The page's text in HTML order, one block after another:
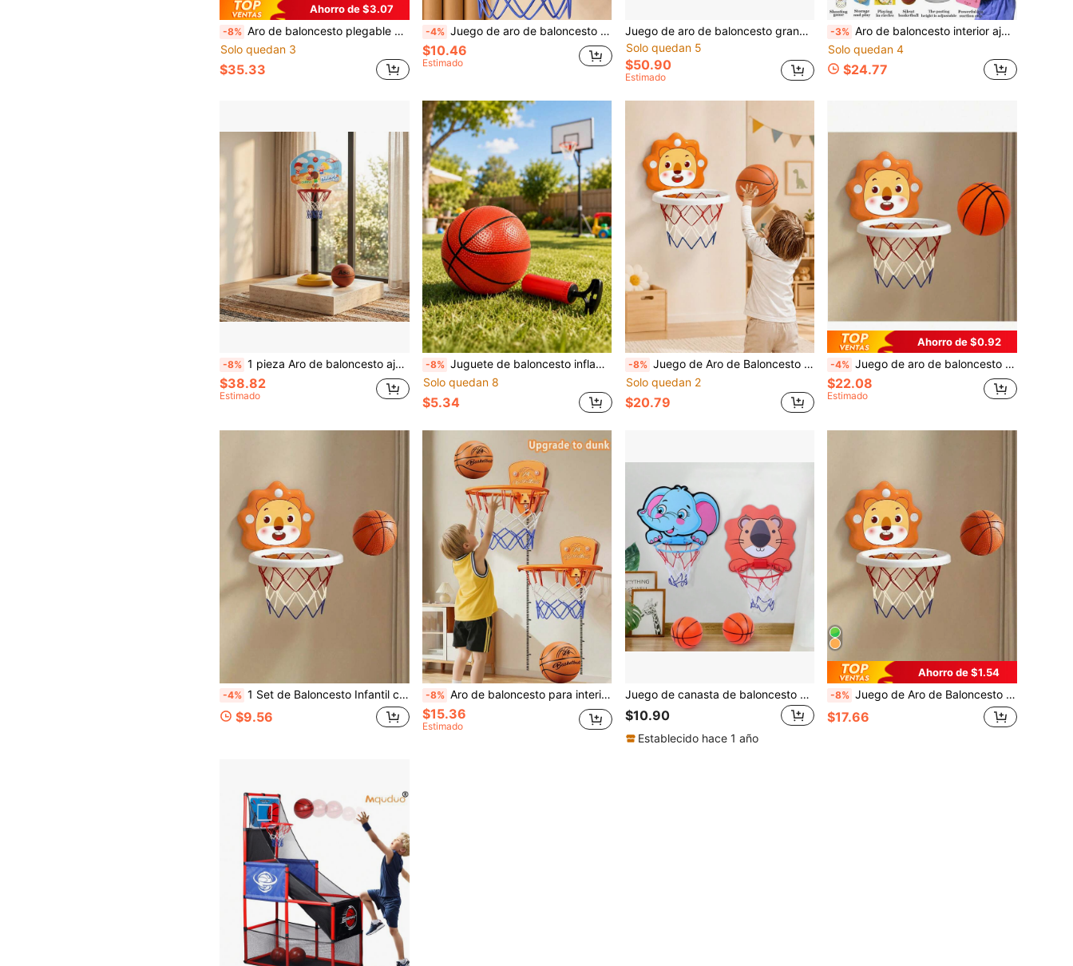
Ahorro de $3.07
-8% Aro de baloncesto plegable y ajustable - Diseño portátil, fácil instalación sin taladrar, incluye balón de baloncesto y bomba de aire, conjunto ideal para juegos en casa
Solo quedan 3
$35.33
-4% Juego de aro de baloncesto ajustable montado en la pared para niños, adecuado para niños de 3-8 años, diseño de animales de dibujos animados, juego multifuncional de tiro y lanzamiento de aros, plegable y fácil de guardar, juguete deportivo para padres e hijos en interiores/exteriores, adecuado para niños y niñas
$10.46
Estimado
Juego de aro de baloncesto grande/pequeño, incluye 1 balón de baloncesto, gancho adhesivo, aro de baloncesto para interior sin taladro, juego de alivio del estrés, regalo para niños y adultos, adecuado para adolescentes y adultos, mini aro de baloncesto con 1 balón, adecuado para niños de 3+ años, juguete deportivo para exteriores
Solo quedan 5
$50.90
Estimado
-3% Aro de baloncesto interior ajustable en altura para niños, diseño de dibujos animados, tablero montado con ventosa, plegable, sin necesidad de perforar, adecuado para actividades al aire libre de preescolar niños y niñas, juego interactivo de padres e hijos
Solo quedan 4
$24.77
-8% 1 pieza Aro de baloncesto ajustable en altura para interior/exterior, juguete de aro de baloncesto mini, juego de patio trasero, adecuado para niños y niñas de 3 a 8 años
$38.82
Estimado
-8% Juguete de baloncesto inflable para bebés / Juguete de exterior / Raqueta de juguete / Pelota de mano / Adecuado para fiestas y regalos de cumpleaños
Solo quedan 8
$5.34
-8% Juego de Aro de Baloncesto con Animales de Dibujos Animados para Niños, Incluye Mini Balón y Bomba de Aire, Montado en la Pared, Apto para Uso Interior y Exterior, para Niños y Niñas de 3 Años en Adelante
Solo quedan 2
$20.79
Ahorro de $0.92
-4% Juego de aro de baloncesto con diseño de animales de dibujos animados para niños, incluye mini balón de baloncesto y bomba de aire - Montado en la pared, para uso en interiores/exteriores, adecuado para niños de 3+ años
$22.08
Estimado
-4% 1 Set de Baloncesto Infantil con Diseño de Animales de Dibujos Animados. Incluye un mini balón y una bomba de aire para pared. Este juguete deportivo interactivo, apto para interiores y exteriores, es ideal para niños y niñas de 3 años en adelante.
$9.56
-8% Aro de baloncesto para interiores, aro de baloncesto portátil para balón silencioso - montado en la pared, diseño ligero para baloncesto de espuma silencioso
$15.36
Estimado
Juego de canasta de baloncesto portátil para niños, diseño de dibujos animados, juguetes deportivos colgantes para exteriores/interiores para niños y niñas, material de cartón duradero, adecuado para niños
$10.90
Establecido hace 1 año
Ahorro de $1.54
-8% Juego de Aro de Baloncesto con Animales de Dibujos Animados para Niños, Juguete de Baloncesto para Deportes al Aire Libre, Incluye Mini Baloncesto y Bomba de Aire Montada en la Pared, Adecuado para Juego Interior y Exterior, Para Niños y Niñas de 3 Años en Adelante, Juguetes al Aire Libre y Juegos de Pelota Interactivos
$17.66